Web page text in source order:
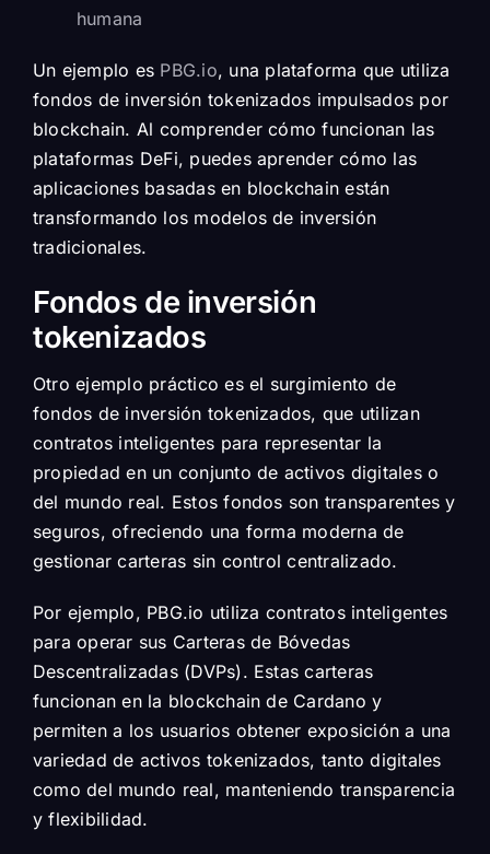
humana
Un ejemplo es PBG.io, una plataforma que utiliza
fondos de inversión tokenizados impulsados por
blockchain. Al comprender cómo funcionan las
plataformas DeFi, puedes aprender cómo las
aplicaciones basadas en blockchain están
transformando los modelos de inversión
tradicionales.
Fondos de inversión
tokenizados
Otro ejemplo práctico es el surgimiento de
fondos de inversión tokenizados, que utilizan
contratos inteligentes para representar la
propiedad en un conjunto de activos digitales o
del mundo real. Estos fondos son transparentes y
seguros, ofreciendo una forma moderna de
gestionar carteras sin control centralizado.
Por ejemplo, PBG.io utiliza contratos inteligentes
para operar sus Carteras de Bóvedas
Descentralizadas (DVPs). Estas carteras
funcionan en la blockchain de Cardano y
permiten a los usuarios obtener exposición a una
variedad de activos tokenizados, tanto digitales
como del mundo real, manteniendo transparencia
y flexibilidad.